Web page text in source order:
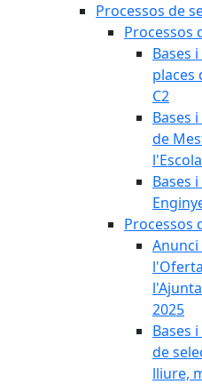
Processos de
Processos
Bases
places
C2
Bases
de
Bases
Processos
2025
Bases
de
lliure,